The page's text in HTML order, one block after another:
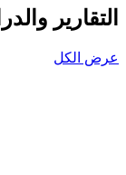
التقارير
عرض الكل